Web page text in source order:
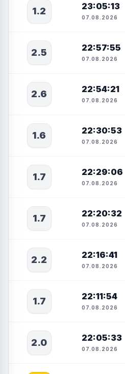
1.2 23:05:13
07.08.2026
2.5 22:57:55
07.08.2026
2.6 22:54:21
07.08.2026
1.6 22:30:53
07.08.2026
1.7 22:29:06
07.08.2026
1.7 22:20:32
07.08.2026
2.2 22:16:41
07.08.2026
1.7 22:11:54
07.08.2026
2.0 22:05:33
07.08.2026